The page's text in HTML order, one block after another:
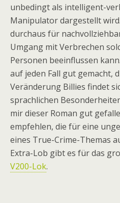
unbedingt als intelligent-
Manipulator dargestellt
durchaus für
Umgang mit Verbrechen
Personen beeinflussen
auf jeden Fall gut gemacht,
Veränderung Billies findet
sprachlichen
mir dieser Roman gut
empfehlen, die für eine
eines True-Crime-Themas
Extra-Lob gibt es für das
V200-Lok.